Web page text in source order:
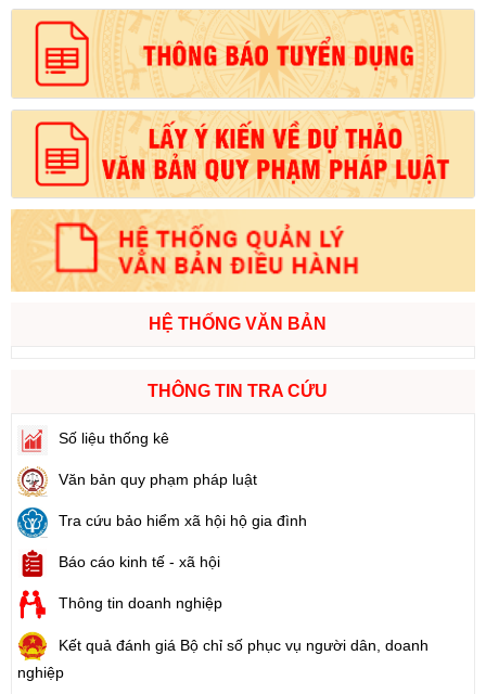
HỆ THỐNG VĂN BẢN
THÔNG TIN TRA CỨU
Số liệu thống kê
Văn bản quy phạm pháp luật
Tra cứu bảo hiểm xã hội hộ gia đình
Báo cáo kinh tế - xã hội
Thông tin doanh nghiệp
Kết quả đánh giá Bộ chỉ số phục vụ người dân, doanh
nghiệp